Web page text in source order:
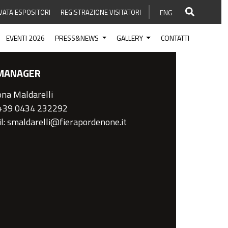
ESPOSITORI REGISTRAZIONE VISITATORI ENG
EVENTI 2026 PRESS&NEWS GALLERY CONTATTI
Maldarelli
0434 232292
smaldarelli@fierapordenone.it